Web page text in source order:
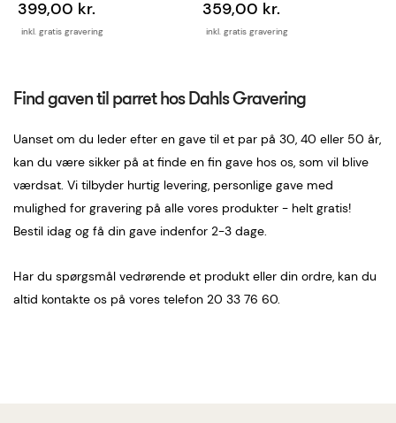
inkl. gratis gravering
399,00 kr.
inkl. gratis gravering
359,00 kr.
Find gaven til parret hos Dahls Gravering
Uanset om du leder efter en gave til et par på 30, 40 eller 50 år,
kan du være sikker på at finde en fin gave hos os, som vil blive
værdsat. Vi tilbyder hurtig levering, personlige gave med
mulighed for gravering på alle vores produkter - helt gratis!
Bestil idag og få din gave indenfor 2-3 dage.
Har du spørgsmål vedrørende et produkt eller din ordre, kan du
altid kontakte os på vores telefon 20 33 76 60.